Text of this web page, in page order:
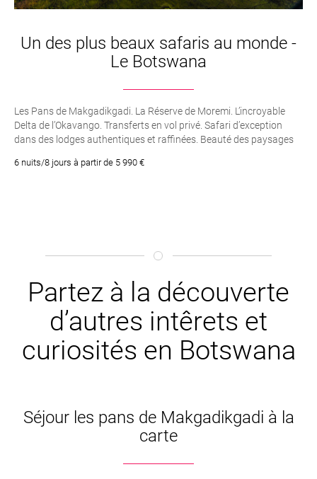
Un des plus beaux safaris au monde -
Le Botswana
Les Pans de Makgadikgadi. La Réserve de Moremi. L’incroyable
Delta de l’Okavango. Transferts en vol privé. Safari d’exception
dans des lodges authentiques et raffinées. Beauté des paysages
6 nuits/8 jours à partir de 5 990 €
Partez à la découverte
d’autres intêrets et
curiosités en Botswana
Séjour les pans de Makgadikgadi à la
carte